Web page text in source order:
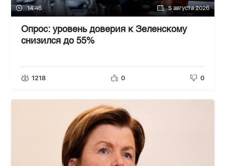
14:46 5 августа 2026
Опрос: уровень доверия к Зеленскому
снизился до 55%
1218 0 0